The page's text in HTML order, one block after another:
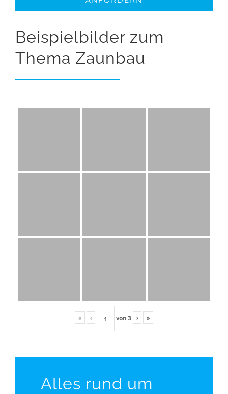
Beispielbilder zum
Thema Zaunbau
« ‹ von3 › »
Alles rund um